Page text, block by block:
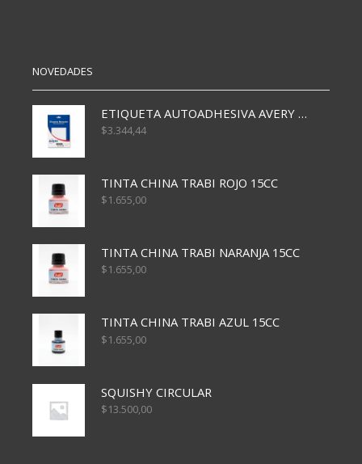
NOVEDADES
ETIQUETA AUTOADHESIVA AVERY 3026 30H 20 X 70
$3.344,44
TINTA CHINA TRABI ROJO 15CC
$1.655,00
TINTA CHINA TRABI NARANJA 15CC
$1.655,00
TINTA CHINA TRABI AZUL 15CC
$1.655,00
SQUISHY CIRCULAR
$13.500,00